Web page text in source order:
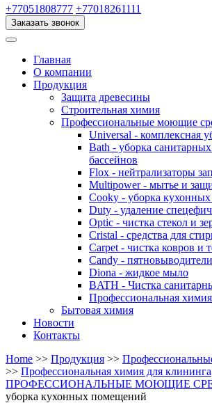
+77051808777 +77018261111
Заказать звонок
Главная
О компании
Продукция
Защита древесины
Строительная химия
Профессиональные моющие
Universal - комплексная
Bath - уборка
бассейнов
Flox - нейтрализаторы
Multipower - мытье и
Cooky - уборка
Duty - удаление
Optic - чистка стекол и
Cristal - средства для
Carpet - чистка ковров и
Candy - пятновыводители
Diona - жидкое мыло
BATH - Чистка
Профессиональная
Бытовая химия
Новости
Контакты
Home >> Продукция >>
>> Профессиональная химия для клининга
ПРОФЕССИОНАЛЬНЫЕ МОЮЩИЕ
уборка кухонных помещений